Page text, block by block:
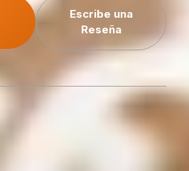
Escribe una
Reseña